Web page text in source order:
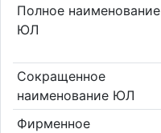
Полное наименование
ЮЛ
Сокращенное
наименование ЮЛ
Фирменное